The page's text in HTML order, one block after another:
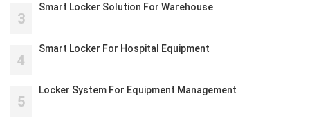
3
Smart Locker Solution For Warehouse
4
Smart Locker For Hospital Equipment
5
Locker System For Equipment Management